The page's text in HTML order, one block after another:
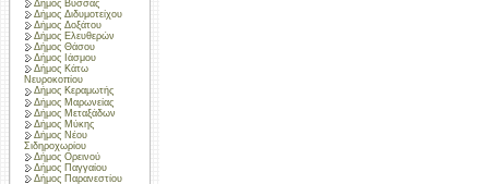
Δήμος Βύσσας
Δήμος Διδυμοτείχου
Δήμος Δοξάτου
Δήμος Ελευθερών
Δήμος Θάσου
Δήμος Ιάσμου
Δήμος Κάτω
Νευροκοπίου
Δήμος Κεραμωτής
Δήμος Μαρωνείας
Δήμος Μεταξάδων
Δήμος Μύκης
Δήμος Νέου
Σιδηροχωρίου
Δήμος Ορεινού
Δήμος Παγγαίου
Δήμος Παρανεστίου